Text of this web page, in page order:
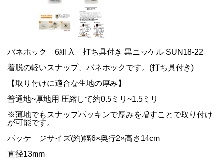
バネホック 6組入 打ち具付き 黒ニッケル SUN18-22
着脱の軽いスナップ、バネホックです。(打ち具付き)
【取り付けに適合な生地の厚み】
普通地~厚地用 圧縮して約0.5ミリ~1.5ミリ
※薄地でもスナップパッキンで厚みを増すことで取り付け
が可能です。
パッケージサイズ(約)幅6×奥行2×高さ14cm
直径13mm